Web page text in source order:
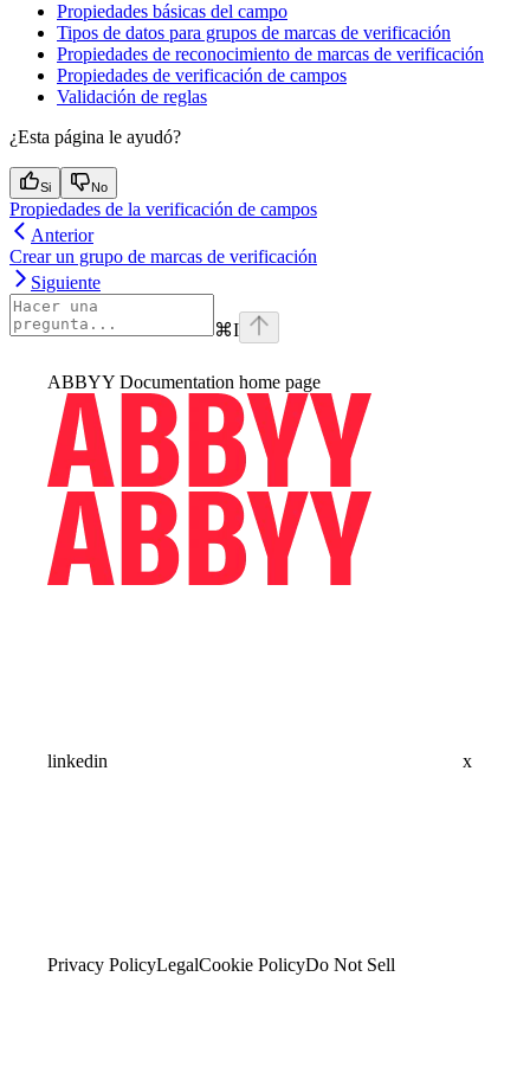
Propiedades básicas del campo
Tipos de datos para grupos de marcas de verificación
Propiedades de reconocimiento de marcas de verificación
Propiedades de verificación de campos
Validación de reglas
¿Esta página le ayudó?
Si No
Propiedades de la verificación de campos
Anterior
Crear un grupo de marcas de verificación
Siguiente
⌘I
ABBYY Documentation home page
linkedin x
Privacy PolicyLegalCookie PolicyDo Not Sell